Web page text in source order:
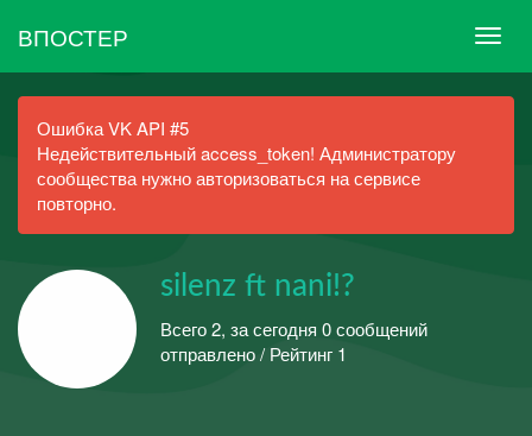
ВПОСТЕР
Ошибка VK API #5
Недействительный access_token! Администратору
сообщества нужно авторизоваться на сервисе
повторно.
silenz ft nani!?
Всего 2, за сегодня 0 сообщений
отправлено / Рейтинг 1